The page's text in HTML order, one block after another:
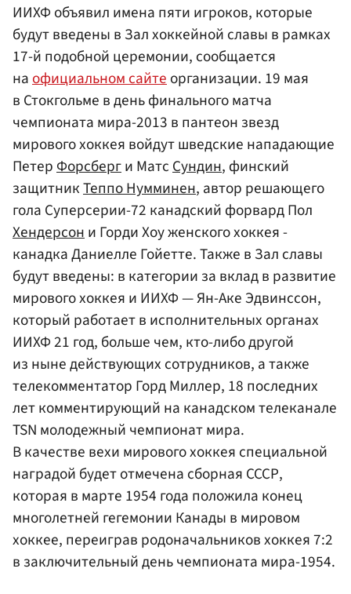
ИИХФ объявил имена пяти игроков, которые
будут введены в Зал хоккейной славы в рамках
17-й подобной церемонии, сообщается
наофициальном сайтеорганизации. 19 мая
в Стокгольме в день финального матча
чемпионата мира-2013 в пантеон звезд
мирового хоккея войдут шведские нападающие
ПетерФорсберги МатсСундин, финский
защитникТеппо Нумминен, автор решающего
гола Суперсерии-72 канадский форвард Пол
Хендерсони Горди Хоу женского хоккея -
канадка Даниелле Гойетте. Также в Зал славы
будут введены: в категории за вклад в развитие
мирового хоккея и ИИХФ — Ян-Аке Эдвинссон,
который работает в исполнительных органах
ИИХФ 21 год, больше чем, кто-либо другой
из ныне действующих сотрудников, а также
телекомментатор Горд Миллер, 18 последних
лет комментирующий на канадском телеканале
TSN молодежный чемпионат мира.
В качестве вехи мирового хоккея специальной
наградой будет отмечена сборная СССР,
которая в марте 1954 года положила конец
многолетней гегемонии Канады в мировом
хоккее, переиграв родоначальников хоккея 7:2
в заключительный день чемпионата мира-1954.